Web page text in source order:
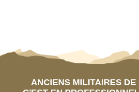
ANCIENS MILITAIRES DE